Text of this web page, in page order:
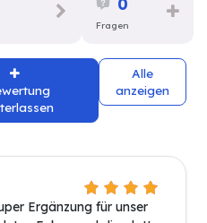
Fragen
Alle
anzeigen
Ergänzung für unser